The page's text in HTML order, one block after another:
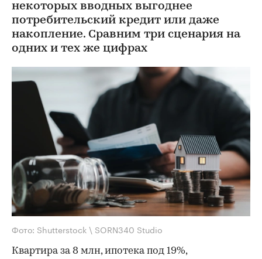
некоторых вводных выгоднее
потребительский кредит или даже
накопление. Сравним три сценария на
одних и тех же цифрах
Фото: Shutterstock \ SORN340 Studio
Квартира за 8 млн, ипотека под 19%,